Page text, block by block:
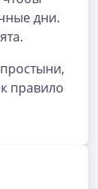
дни.
правило